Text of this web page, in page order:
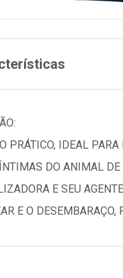
PRÁTICO, IDEAL
DO ANIMAL
E SEU
E O